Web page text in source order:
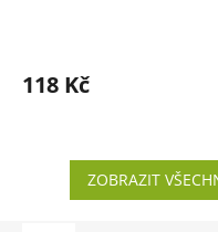
118 Kč
ZOBRAZIT